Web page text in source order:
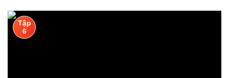
Tập
6